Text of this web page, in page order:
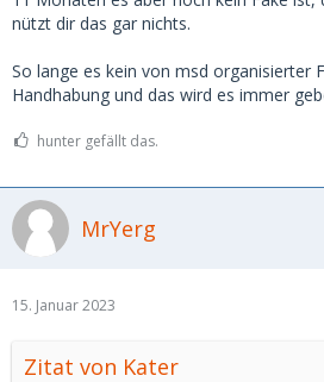
nützt dir das gar nichts.
So lange es kein von msd organisierter
Handhabung und das wird es immer
hunter gefällt das.
MrYerg
15. Januar 2023
Zitat von Kater